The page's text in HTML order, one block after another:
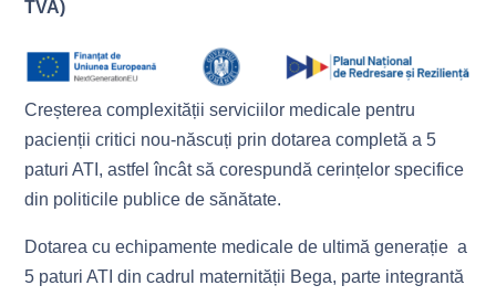
TVA)
Creșterea complexității serviciilor medicale pentru
pacienții critici nou-născuți prin dotarea completă a 5
paturi ATI, astfel încât să corespundă cerințelor specifice
din politicile publice de sănătate.
Dotarea cu echipamente medicale de ultimă generație a
5 paturi ATI din cadrul maternității Bega, parte integrantă